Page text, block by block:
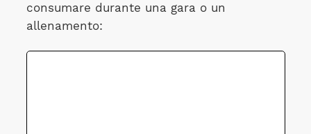
consumare durante una gara o un
allenamento: